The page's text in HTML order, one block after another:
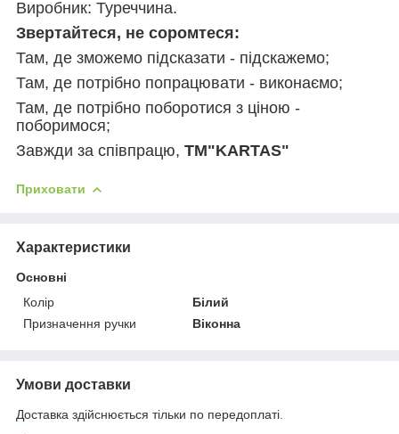
Виробник: Туреччина.
Звертайтеся, не соромтеся:
Там, де зможемо підсказати - підскажемо;
Там, де потрібно попрацювати - виконаємо;
Там, де потрібно поборотися з ціною -
поборимося;
Завжди за співпрацю, TM"KARTAS"
Приховати
Характеристики
Основні
Колір
Білий
Призначення ручки
Віконна
Умови доставки
Доставка здійснюється тільки по передоплаті.